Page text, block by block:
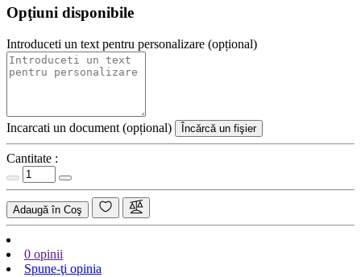
Opţiuni disponibile
Introduceti un text pentru personalizare (opțional)
Incarcati un document (opțional) Încărcă un fişier
Cantitate :
Adaugă în Coş
0 opinii
Spune-ţi opinia